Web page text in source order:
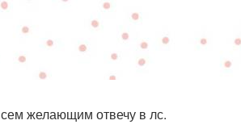
желающим отвечу в лс.